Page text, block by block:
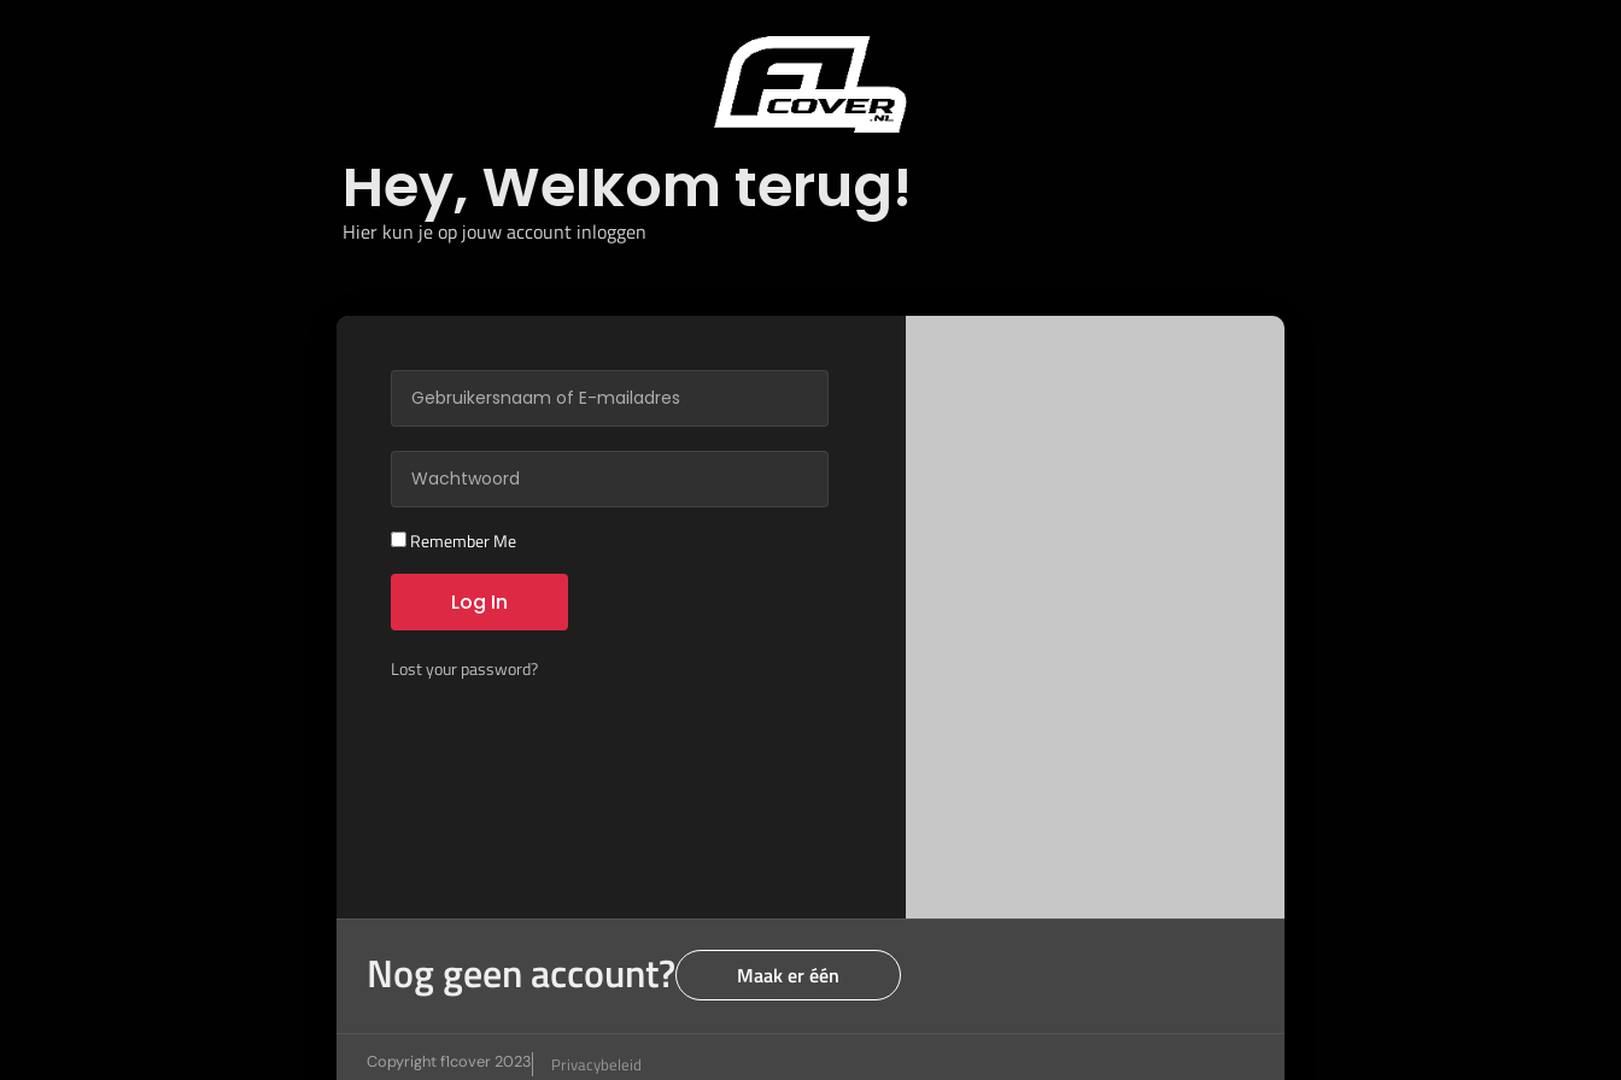
Remember Me
Log In
Lost your password?
Nog geen account? Maak er één
Privacybeleid
Copyright f1cover 2023
Hey, Welkom terug!
Hier kun je op jouw account inloggen